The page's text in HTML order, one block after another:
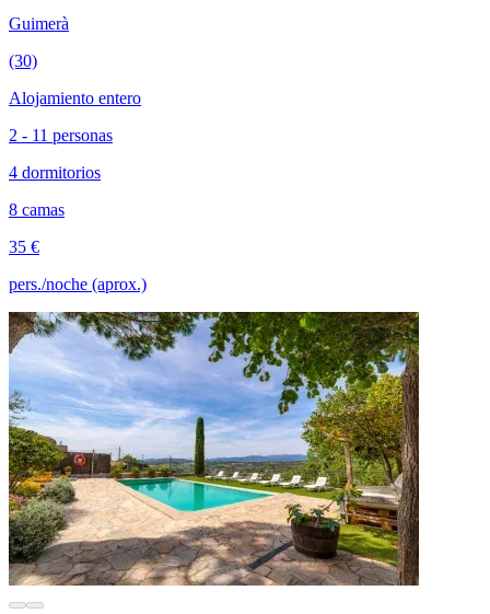
Guimerà
(30)
Alojamiento entero
2 - 11 personas
4 dormitorios
8 camas
35 €
pers./noche (aprox.)